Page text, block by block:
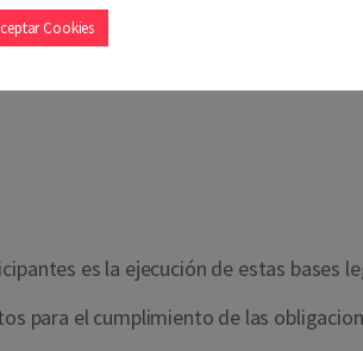
es la ejecución de estas bases
para el cumplimiento de las
Cookies